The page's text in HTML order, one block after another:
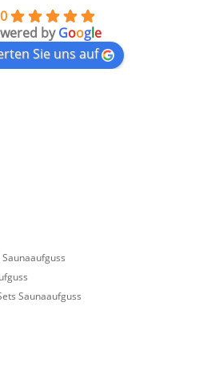
byGoogle
Sie uns auf
Saunaaufguss